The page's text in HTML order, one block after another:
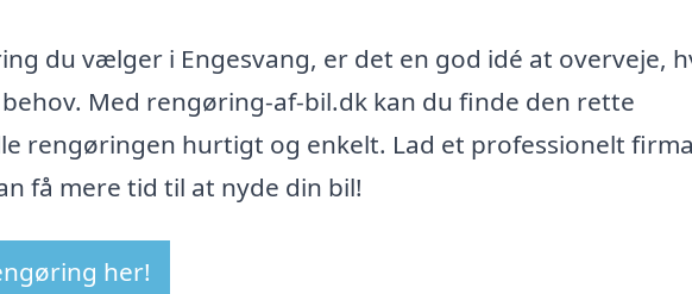
du vælger i Engesvang, er det en god idé at overveje,
Med rengøring-af-bil.dk kan du finde den rette
rengøringen hurtigt og enkelt. Lad et professionelt
få mere tid til at nyde din bil!
her!